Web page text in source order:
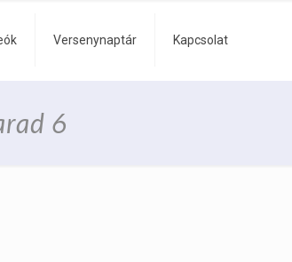
Versenynaptár Kapcsolat
6